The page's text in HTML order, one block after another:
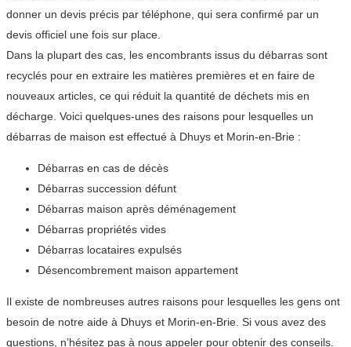
donner un devis précis par téléphone, qui sera confirmé par un
devis officiel une fois sur place.
Dans la plupart des cas, les encombrants issus du débarras sont
recyclés pour en extraire les matières premières et en faire de
nouveaux articles, ce qui réduit la quantité de déchets mis en
décharge. Voici quelques-unes des raisons pour lesquelles un
débarras de maison est effectué à Dhuys et Morin-en-Brie :
Débarras en cas de décès
Débarras succession défunt
Débarras maison après déménagement
Débarras propriétés vides
Débarras locataires expulsés
Désencombrement maison appartement
Il existe de nombreuses autres raisons pour lesquelles les gens ont
besoin de notre aide à Dhuys et Morin-en-Brie. Si vous avez des
questions, n’hésitez pas à nous appeler pour obtenir des conseils.